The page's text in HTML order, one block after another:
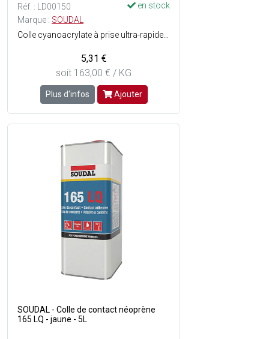
Réf. : LD00150
en stock
Marque : SOUDAL
5,31 €
soit 163,00 € / KG
Plus d'infos Ajouter
SOUDAL - Colle de contact néoprène
165 LQ - jaune - 5L